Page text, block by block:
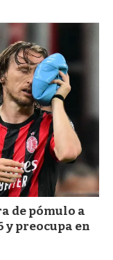
de pómulo a
y preocupa en